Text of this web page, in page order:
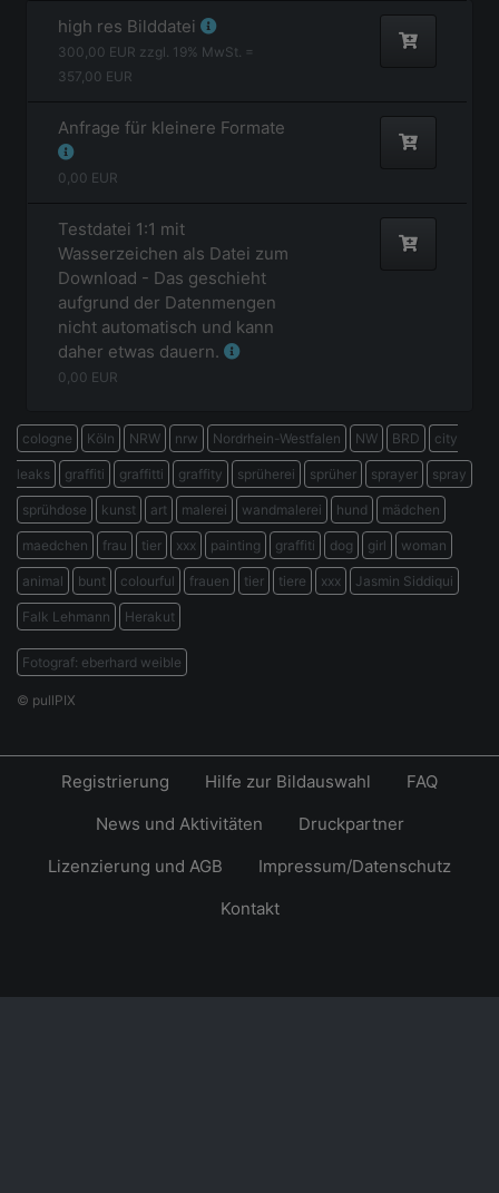
high res Bilddatei
300,00 EUR zzgl. 19% MwSt. =
357,00 EUR
Anfrage für kleinere Formate
0,00 EUR
Testdatei 1:1 mit
Wasserzeichen als Datei zum
Download - Das geschieht
aufgrund der Datenmengen
nicht automatisch und kann
daher etwas dauern.
0,00 EUR
cologne Köln NRW nrw Nordrhein-Westfalen NW BRD city
leaks graffiti graffitti graffity sprüherei sprüher sprayer spray
sprühdose kunst art malerei wandmalerei hund mädchen
maedchen frau tier xxx painting graffiti dog girl woman
animal bunt colourful frauen tier tiere xxx Jasmin Siddiqui
Falk Lehmann Herakut
Fotograf: eberhard weible
© pullPIX
Registrierung Hilfe zur Bildauswahl
FAQ
News und Aktivitäten
Druckpartner
Lizenzierung und AGB
Impressum/Datenschutz
Kontakt